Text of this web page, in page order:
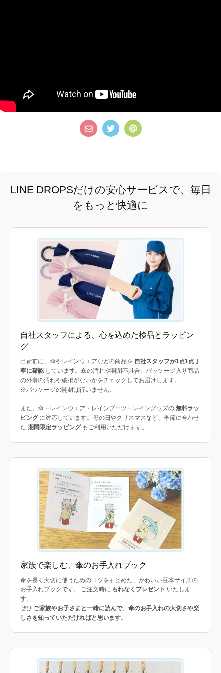
LINE DROPSだけの安心サービスで、毎日
をもっと快適に
自社スタッフによる、心を込めた検品とラッピン
グ
出荷前に、傘やレインウエアなどの商品を 自社スタッフが1点1点丁
寧に確認しています。傘の汚れや開閉不具合、パッケージ入り商品
の外装の汚れや破損がないかをチェックしてお届けします。
※パッケージの開封は行いません。
また、傘・レインウエア・レインブーツ・レイングッズの 無料ラッ
ピングに対応しています。母の日やクリスマスなど、季節に合わせ
た 期間限定ラッピングもご利用いただけます。
家族で楽しむ、傘のお手入れブック
傘を長く大切に使うためのコツをまとめた、かわいい豆本サイズの
お手入れブックです。 ご注文時に もれなくプレゼント いたしま
す。
ぜひ ご家族やお子さまと一緒に読んで、傘のお手入れの大切さや楽
しさを知っていただければと思います。